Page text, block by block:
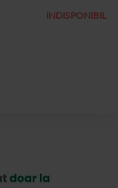
INDISPONIBIL